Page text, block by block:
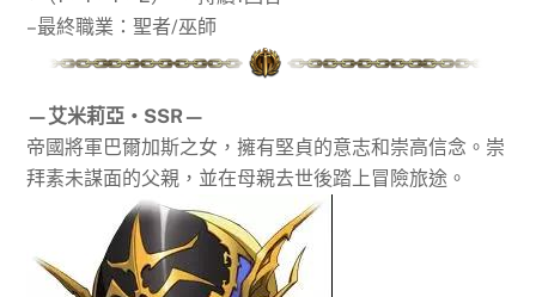
–最終職業：聖者/巫師
—艾米莉亞‧SSR—
帝國將軍巴爾加斯之女，擁有堅貞的意志和崇高信念。崇
拜素未謀面的父親，並在母親去世後踏上冒險旅途。